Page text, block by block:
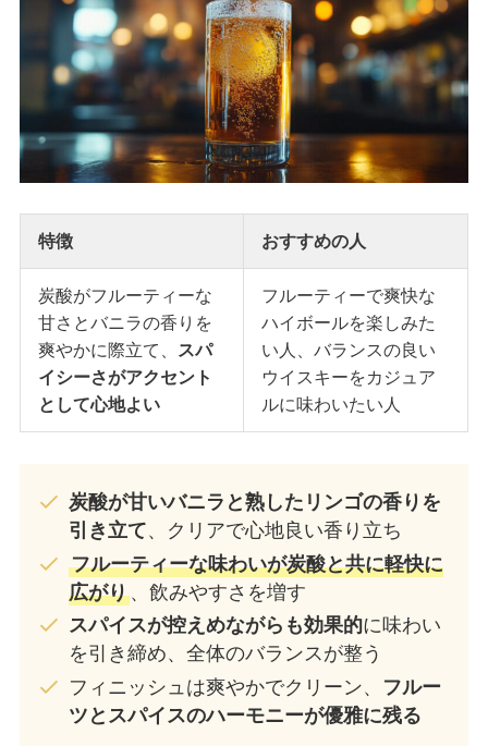
特徴 おすすめの人
炭酸がフルーティーな
甘さとバニラの香りを
爽やかに際立て、
スパ
イシーさがアクセント
として心地よい
フルーティーで爽快な
ハイボールを楽しみた
い人、バランスの良い
ウイスキーをカジュア
ルに味わいたい人
炭酸が甘いバニラと熟したリンゴの香りを
引き立て、クリアで心地良い香り立ち
フルーティーな味わいが炭酸と共に軽快に
広がり、飲みやすさを増す
スパイスが控えめながらも効果的に味わい
を引き締め、全体のバランスが整う
フィニッシュは爽やかでクリーン、
フルー
ツとスパイスのハーモニーが優雅に残る